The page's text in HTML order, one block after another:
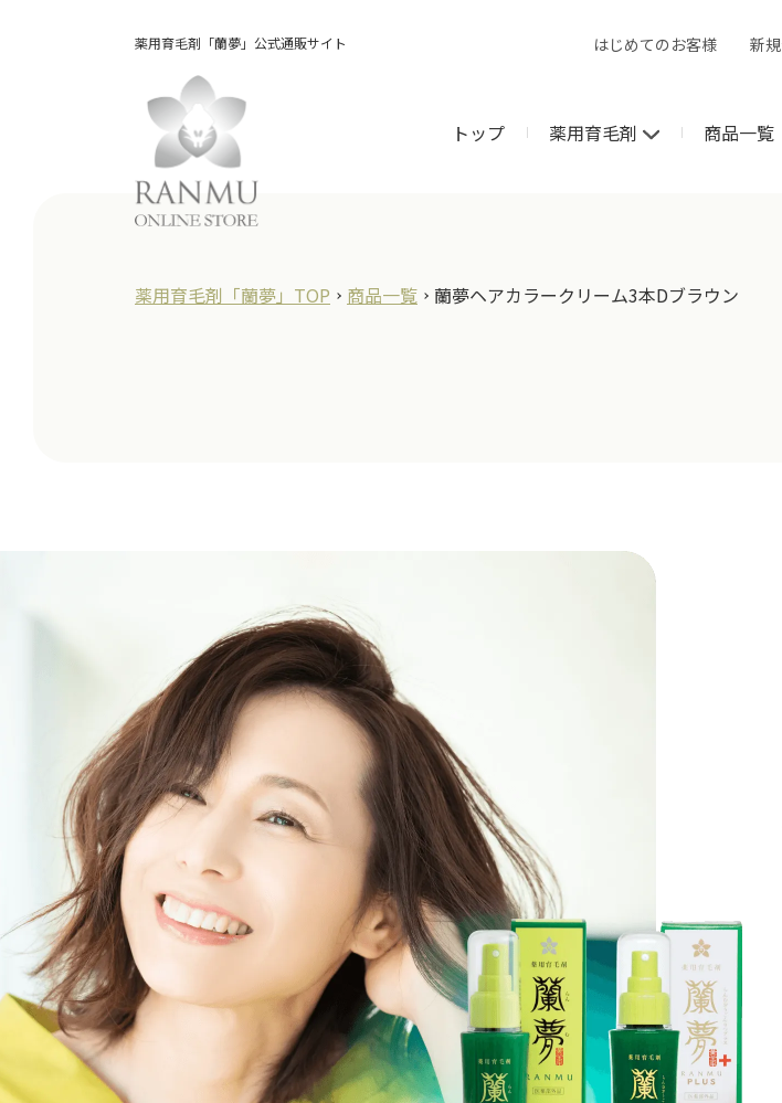
薬用育毛剤「蘭夢」公式通販サイト はじめてのお客様 新
トップ 薬用育毛剤 商品一覧
薬用育毛剤「蘭夢」TOP 商品一覧 蘭夢ヘアカラークリーム3本Dブラウン